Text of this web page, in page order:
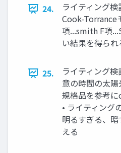
24.
ライティング
Cook-Torrance
項...smith F項
い結果を得られ
25.
ライティング
意の時間の太
規格品を参考
• ライティング
明るすぎる、
える